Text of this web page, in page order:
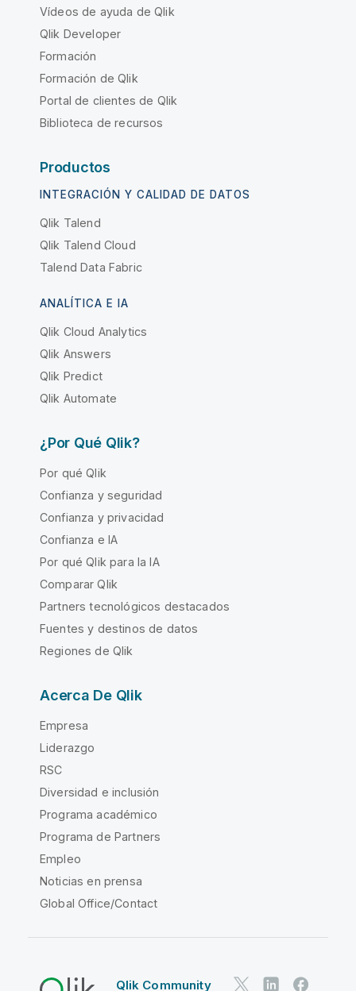
Vídeos de ayuda de Qlik
Qlik Developer
Formación
Formación de Qlik
Portal de clientes de Qlik
Biblioteca de recursos
Productos
INTEGRACIÓN Y CALIDAD DE DATOS
Qlik Talend
Qlik Talend Cloud
Talend Data Fabric
ANALÍTICA E IA
Qlik Cloud Analytics
Qlik Answers
Qlik Predict
Qlik Automate
¿Por Qué Qlik?
Por qué Qlik
Confianza y seguridad
Confianza y privacidad
Confianza e IA
Por qué Qlik para la IA
Comparar Qlik
Partners tecnológicos destacados
Fuentes y destinos de datos
Regiones de Qlik
Acerca De Qlik
Empresa
Liderazgo
RSC
Diversidad e inclusión
Programa académico
Programa de Partners
Empleo
Noticias en prensa
Global Office/Contact
Qlik Community